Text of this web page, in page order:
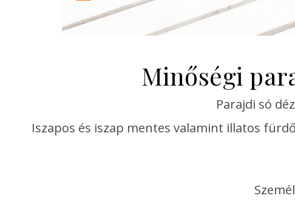
Minőségi
Parajdi só
Iszapos és iszap mentes valamint illatos